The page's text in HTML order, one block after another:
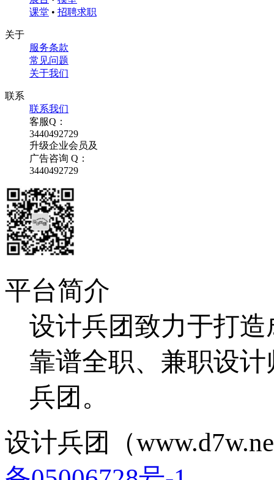
课堂 • 招聘求职
关于
服务条款
常见问题
关于我们
联系
联系我们
客服Q：
3440492729
升级企业会员及
广告咨询 Q：
3440492729
平台简介
设计兵团致力于打
靠谱全职、兼职设
兵团。
设计兵团（